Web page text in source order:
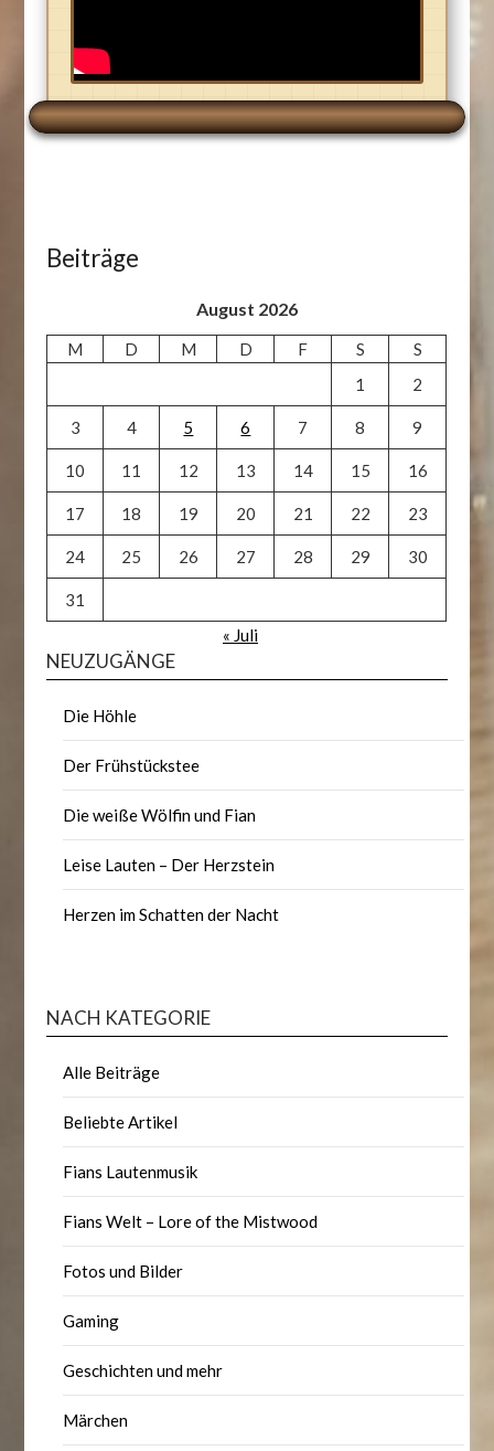
Beiträge
August 2026
M D M D F S
S
1
2
3 4 5 6 7 8 9
10 11 12 13 14 15 16
17 18 19 20 21 22 23
24 25 26 27 28 29 30
31
« Juli
NEUZUGÄNGE
Die Höhle
Der Frühstückstee
Die weiße Wölfin und Fian
Leise Lauten – Der Herzstein
Herzen im Schatten der Nacht
NACH KATEGORIE
Alle Beiträge
Beliebte Artikel
Fians Lautenmusik
Fians Welt – Lore of the Mistwood
Fotos und Bilder
Gaming
Geschichten und mehr
Märchen